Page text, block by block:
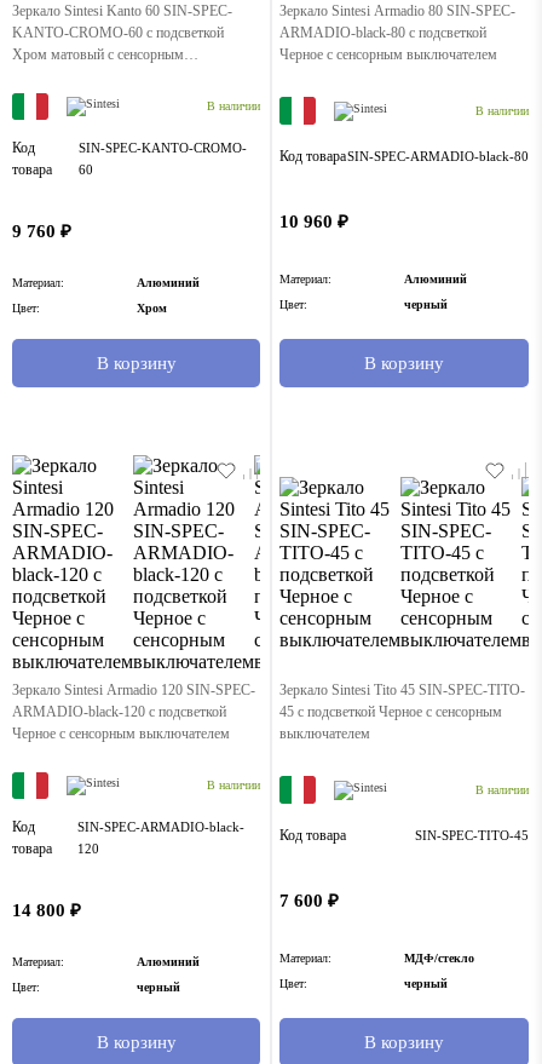
Зеркало Sintesi Kanto 60 SIN-SPEC-
KANTO-CROMO-60 с подсветкой
Хром матовый с сенсорным
В наличии
Код
товара
SIN-SPEC-KANTO-CROMO-
60
9 760 ₽
Материал:
Алюминий
Цвет:
Хром
В корзину
Зеркало Sintesi Armadio 80 SIN-SPEC-
ARMADIO-black-80 с подсветкой
Черное с сенсорным выключателем
В наличии
Код товараSIN-SPEC-ARMADIO-black-80
10 960 ₽
Материал:
Алюминий
Цвет:
черный
В корзину
Зеркало Sintesi Armadio 120 SIN-SPEC-
ARMADIO-black-120 с подсветкой
Черное с сенсорным выключателем
В наличии
Код
товара
SIN-SPEC-ARMADIO-black-
120
14 800 ₽
Материал:
Алюминий
Цвет:
черный
В корзину
Зеркало Sintesi Tito 45 SIN-SPEC-TITO-
45 с подсветкой Черное с сенсорным
выключателем
В наличии
Код товара SIN-SPEC-TITO-45
7 600 ₽
Материал:
МДФ/стекло
Цвет:
черный
В корзину